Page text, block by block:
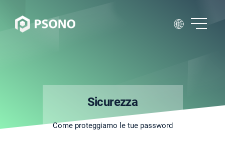
Sicurezza
Come proteggiamo le tue password